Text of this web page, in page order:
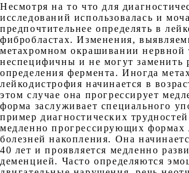
Несмотря на то что для
исследований использовалась и
предпочтительнее определять в
фибробластах. Изменения,
метахромном окрашивании нервной
неспецифичны и не могут заменить
определения фермента. Иногда
лейкодистрофия начинается в
этом случае она прогрессирует
форма заслуживает специального
пример диагностических
медленно прогрессирующих формах
болезней накопления. Она
40 лет и проявляется медленно
деменцией. Часто определяются